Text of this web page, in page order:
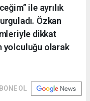
ile ayrılık
Özkan
dikkat
yolculuğu olarak
OL